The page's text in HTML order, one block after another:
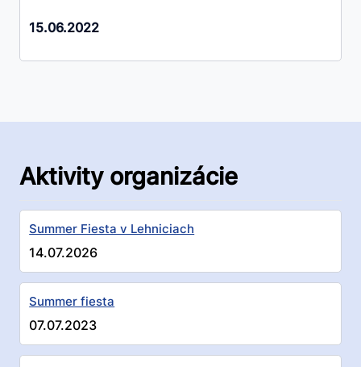
15.06.2022
Aktivity organizácie
Summer Fiesta v Lehniciach
14.07.2026
Summer fiesta
07.07.2023